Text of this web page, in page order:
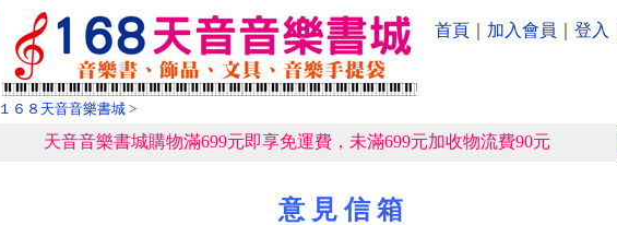
首頁 加入會員 登入
１６８天音音樂書城 >
天音音樂書城購物滿699元即享免運費，未滿699元加收物流費90元
意 見 信 箱